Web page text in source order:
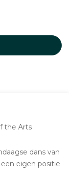
the Arts
dans van
eigen positie